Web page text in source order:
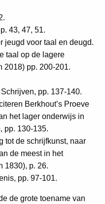
43, 47, 51.
jeugd voor taal en deugd.
taal op de lagere
2018) pp. 200-201.
pp. 137-140.
Berkhout’s Proeve
het lager onderwijs in
pp. 130-135.
tot de schrijfkunst, naar
de meest in het
1830), p. 26.
pp. 97-101.
de grote toename van